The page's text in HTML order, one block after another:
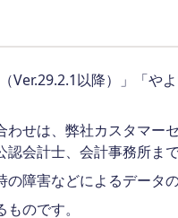
Ver.29.2.1以降）」「や
せは、弊社カスタマー
会計士、会計事務所ま
障害などによるデータ
のです。